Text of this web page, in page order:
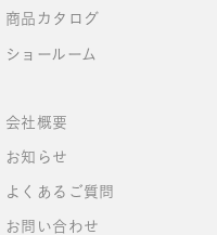
商品カタログ
ショールーム
会社概要
お知らせ
よくあるご質問
お問い合わせ